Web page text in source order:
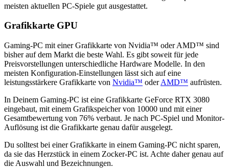
meisten aktuellen PC-Spiele gut ausgestattet.
Grafikkarte GPU
Gaming-PC mit einer Grafikkarte von Nvidia™ oder AMD™ sind
bisher auf dem Markt die beste Wahl. Es gibt soweit für jede
Preisvorstellungen unterschiedliche Hardware Modelle. In den
meisten Konfiguration-Einstellungen lässt sich auf eine
leistungsstärkere Grafikkarte von Nvidia™ oderAMD™ aufrüsten.
In Deinem Gaming-PC ist eine Grafikkarte GeForce RTX 3080
eingebaut, mit einem Grafikspeicher von 10000 und mit einer
Gesamtbewertung von 76% verbaut. Je nach PC-Spiel und Monitor-
Auflösung ist die Grafikkarte genau dafür ausgelegt.
Du solltest bei einer Grafikkarte in einem Gaming-PC nicht sparen,
da sie das Herzstück in einem Zocker-PC ist. Achte daher genau auf
die Auswahl und Bezeichnungen.